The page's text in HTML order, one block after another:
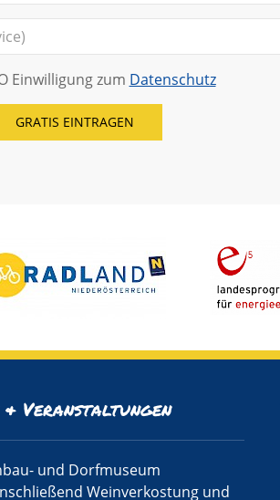
Einwilligung zum Datenschutz
& Veranstaltungen
und Dorfmuseum
Weinverkostung und